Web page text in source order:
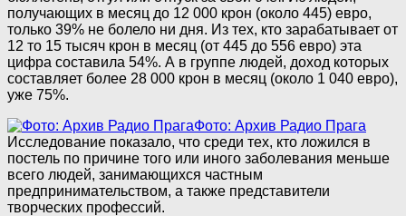
получающих в месяц до 12 000 крон (около 445) евро,
только 39% не болело ни дня. Из тех, кто зарабатывает от
12 то 15 тысяч крон в месяц (от 445 до 556 евро) эта
цифра составила 54%. А в группе людей, доход которых
составляет более 28 000 крон в месяц (около 1 040 евро),
уже 75%.
Фото: Архив Радио Прага
Исследование показало, что среди тех, кто ложился в
постель по причине того или иного заболевания меньше
всего людей, занимающихся частным
предпринимательством, а также представители
творческих профессий.